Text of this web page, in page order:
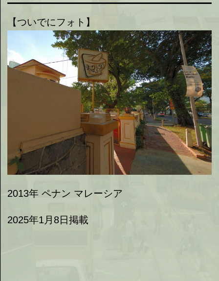
【ついでにフォト】
2013年 ペナン マレーシア
2025年1月8日掲載